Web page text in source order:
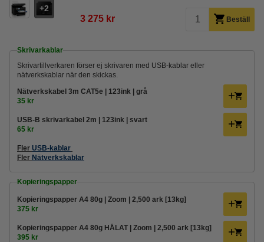
2
3 275 kr Beställ
Skrivarkablar
Skrivartillverkaren förser ej skrivaren med USB-kablar eller
nätverkskablar när den skickas.
Nätverkskabel 3m CAT5e | 123ink | grå
35 kr
USB-B skrivarkabel 2m | 123ink | svart
65 kr
Fler USB-kablar
Fler Nätverkskablar
Kopieringspapper
Kopieringspapper A4 80g | Zoom | 2,500 ark [13kg]
375 kr
Kopieringspapper A4 80g HÅLAT | Zoom | 2,500 ark [13kg]
395 kr